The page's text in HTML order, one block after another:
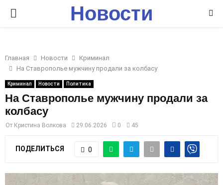
P
I
M
A
R
Y
Новости
Главная Новости
Криминал
На Ставрополье мужчину продали за колбасу
Криминал Новости Политика
На Ставрополье мужчину продали за
колбасу
От Кристина Волкова 29.06.2026 0 45
ПОДЕЛИТЬСЯ 0